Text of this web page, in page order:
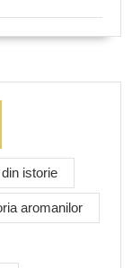
istorie
aromanilor